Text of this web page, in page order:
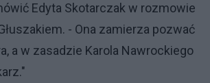
Edyta Skotarczak w rozmowie
- Ona zamierza pozwać
a w zasadzie Karola Nawrockiego